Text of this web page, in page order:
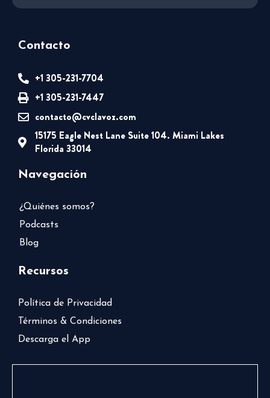
Contacto
+1 305-231-7704
+1 305-231-7447
contacto@cvclavoz.com
15175 Eagle Nest Lane Suite 104. Miami Lakes
Florida 33014
Navegación
¿Quiénes somos?
Podcasts
Blog
Recursos
Política de Privacidad
Términos & Condiciones
Descarga el App